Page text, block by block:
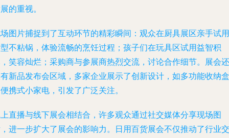
的重视。
图片捕捉到了互动环节的精彩瞬间：观众在厨具展区亲手试用
不粘锅，体验流畅的烹饪过程；孩子们在玩具区试用益智积
笑容灿烂；采购商与参展商热烈交流，讨论合作细节。展会还
新品发布会区域，多家企业展示了创新设计，如多功能收纳盒
携式小家电，引发了广泛关注。
直播与线下展会相结合，许多观众通过社交媒体分享现场图
进一步扩大了展会的影响力。日用百货展会不仅推动了行业交